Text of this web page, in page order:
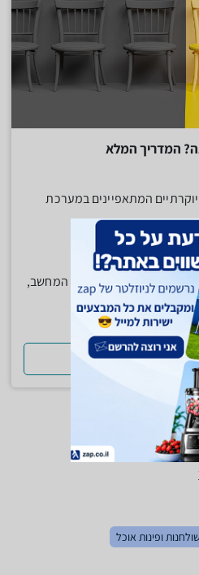
המדריך המלא
המתאפיינים במערכת
כיסא?
ממושכת (במשרד מול המחשב,
המלא
שולחנות ופינות אוכל